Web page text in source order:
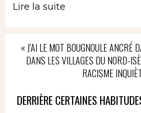
Lire la suite
« J’AI LE MOT BOUGNOULE ANCRÉ
DANS LES VILLAGES DU NORD-
RACISME
DERRIÈRE CERTAINES